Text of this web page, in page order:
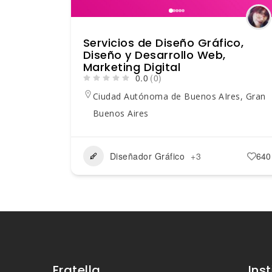
Servicios de Diseño Gráfico,
Diseño y Desarrollo Web,
Marketing Digital
0.0 (0)
Ciudad Autónoma de Buenos AIres, Gran
Buenos Aires
Diseñador Gráfico +3 640